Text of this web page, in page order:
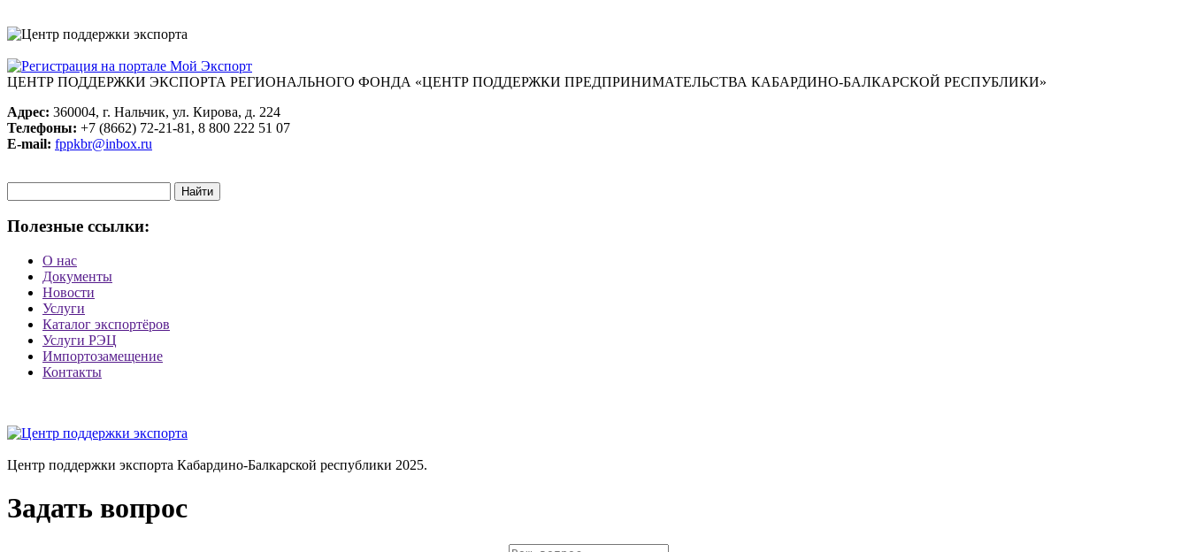
ЦЕНТР ПОДДЕРЖКИ ЭКСПОРТА РЕГИОНАЛЬНОГО ФОНДА «ЦЕНТР ПОДДЕРЖКИ ПРЕДПРИНИМАТЕЛЬСТВА КАБАРДИНО-БАЛКАРСКОЙ РЕСПУБЛИКИ»
Адрес: 360004, г. Нальчик, ул. Кирова, д. 224
Телефоны: +7 (8662) 72-21-81, 8 800 222 51 07
E-mail: fppkbr@inbox.ru
для
поиска:
Полезные ссылки:
О нас
Документы
Новости
Услуги
Каталог экспортёров
Услуги РЭЦ
Импортозамещение
Контакты
Центр поддержки экспорта Кабардино-Балкарской республики 2025.
Задать вопрос